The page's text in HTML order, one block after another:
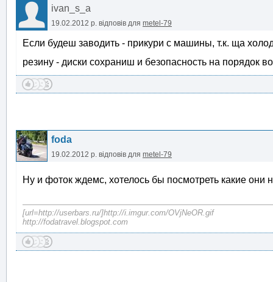
ivan_s_a
19.02.2012 р. відповів для metel-79
Если будеш заводить - прикури с машины, т.к. ща
резину - диски сохраниш и безопасность на порядок
foda
19.02.2012 р. відповів для metel-79
Ну и фоток ждемс, хотелось бы посмотреть какие
[url=http://userbars.ru/]http://i.imgur.com/OVjNeOR.gif
http://fodatravel.blogspot.com